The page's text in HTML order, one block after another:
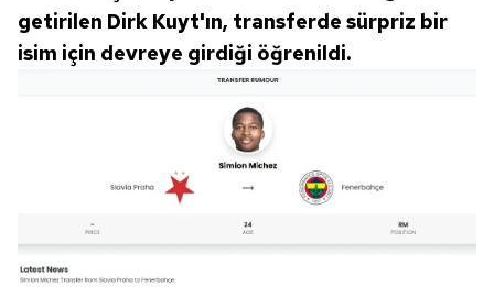
getirilen Dirk Kuyt'ın, transferde sürpriz bir
isim için devreye girdiği öğrenildi.